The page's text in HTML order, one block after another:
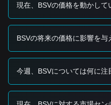
ロードマップに対する自信を
•市場相関性：BSVは主要な
引き続き示しており、「リ
場の移行から恩恵を受けてい
トレードシグナル
潜在的な買いゾーン
• BSV価格が$60.00 - $62.50
現在、BSVの価格を動かして
BSVの将来の価格に影響を与
今週、BSVについては何に注